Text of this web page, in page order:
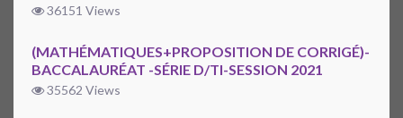
36151 Views
(MATHÉMATIQUES+PROPOSITION DE CORRIGÉ)-
BACCALAURÉAT -SÉRIE D/TI-SESSION 2021
35562 Views